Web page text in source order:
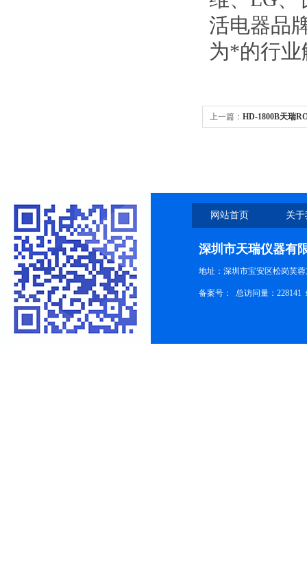
活电器品
为*的行
上一篇： HD-1800B天瑞
网站首页 关
深圳市天瑞仪器有
地址：深圳市宝安区松岗芙
备案号： 总访问量：228141